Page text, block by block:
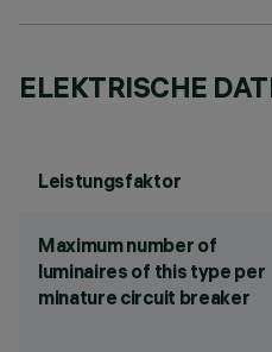
ELEKTRISCHE
Leistungsfaktor
Maximum number of
luminaires of this type per
minature circuit breaker